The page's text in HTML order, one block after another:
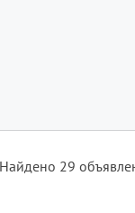
Найдено 29